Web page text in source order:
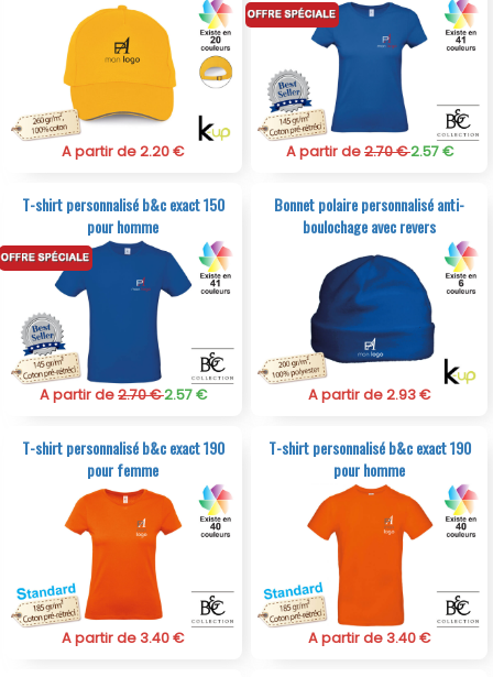
A partir de 2.20 € A partir de2.70 €2.57 €
T-shirt personnalisé b&c exact 150
pour homme
A partir de2.70 €2.57 €
Bonnet polaire personnalisé anti-
boulochage avec revers
A partir de 2.93 €
T-shirt personnalisé b&c exact 190
pour femme
A partir de 3.40 €
T-shirt personnalisé b&c exact 190
pour homme
A partir de 3.40 €